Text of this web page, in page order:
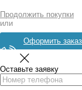
Продолжить покупки
или
Оформить заказ
Оставьте заявку